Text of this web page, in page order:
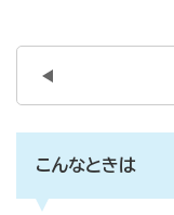
こんなときは